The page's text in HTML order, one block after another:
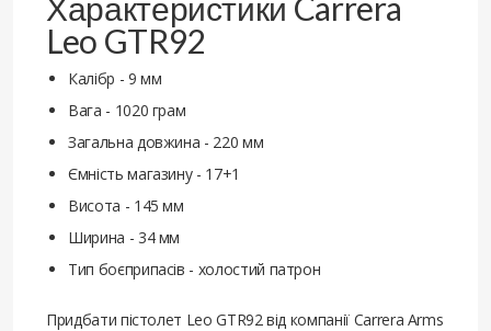
Leo GTR92
Калібр - 9 мм
Вага - 1020 грам
Загальна довжина - 220 мм
Ємність магазину - 17+1
Висота - 145 мм
Ширина - 34 мм
Тип боєприпасів - холостий патрон
Придбати пістолет Leo GTR92 від компанії Carrera Arms